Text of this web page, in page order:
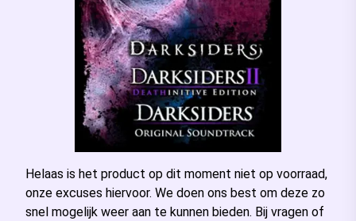
Helaas is het product op dit moment niet op voorraad,
onze excuses hiervoor. We doen ons best om deze zo
snel mogelijk weer aan te kunnen bieden. Bij vragen of